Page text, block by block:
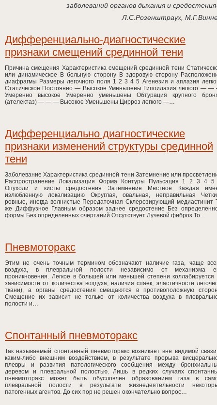
заболеваний органов дыхания и
Л.С.Розенштраух,
Дифференциально-диагностические
признаки смещений срединной тени
Причина смещения Характеристика смещений срединной тени
или динамическое В больную сторону В здоровую сторону
диафрагмы Размеры легочного поля 1 2 3 4 5 Агенезия и аплазия
Статическое Постоянно — Высокое Уменьшены Гипоилазия легкого —
Умеренно высокое Умеренно уменьшены Обтурация крупного
(ателектаз) — — — Высокое Уменьшены Цирроз легкого —…
Дифференциально диагностические
признаки изменений структуры срединной
тени
Заболевание Характеристика срединной тени Затемнение или
Распространение Локализация Форма Контуры Пульсация 1 2 3 4
Опухоли и кисты средостения Затемнение Местное Каждая
излюбленную локализацию Округлая, овальная, неправильная
ровные, иногда волнистые Передаточная Склерозирующий медиастинит
же Диффузное Главным образом заднее средостение Без
формы Без определенных очертаний Отсутствует Лучевой фиброз То…
Пневмоторакс
Этим не очень точным термином обозначают наличие газа, чаще
воздуха, в плевральной полости независимо от механизма
проникновения. Легкое в большей или меньшей степени коллабируется
зависимости от количества воздуха, наличия спаек, эластичности
ткани), а органы средостения смещаются в противоположную
Смещение их зависит не только от количества воздуха в
полости и…
Спонтанный пневмоторакс
Так называемый спонтанный пневмоторакс возникает вне видимой
каким-либо внешним воздействием, в результате прорыва
плевры и развития патологического сообщения между
деревом и плевральной полостью. Лишь в редких случаях
пневмоторакс может быть обусловлен образованием газа в
плевральной полости в результате жизнедеятельности
патогенных агентов. До сих пор не решен окончательно вопрос…